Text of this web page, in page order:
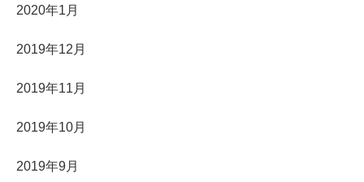
2020年1月
2019年12月
2019年11月
2019年10月
2019年9月